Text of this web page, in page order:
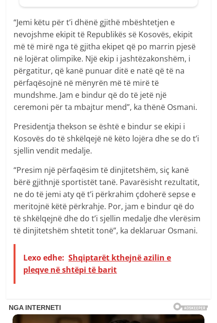
“Jemi këtu për t’i dhënë gjithë mbështetjen e
nevojshme ekipit të Republikës së Kosovës, ekipit
më të mirë nga të gjitha ekipet që po marrin pjesë
në lojërat olimpike. Një ekip i jashtëzakonshëm, i
përgatitur, që kanë punuar ditë e natë që të na
përfaqësojnë në mënyrën më të mirë të
mundshme. Jam e bindur që do të jetë një
ceremoni për ta mbajtur mend”, ka thënë Osmani.
Presidentja thekson se është e bindur se ekipi i
Kosovës do të shkëlqejë në këto lojëra dhe se do t’i
sjellin vendit medalje.
“Presim një përfaqësim të dinjitetshëm, siç kanë
bërë gjithnjë sportistët tanë. Pavarësisht rezultatit,
ne do të jemi aty që t’i përkrahim çdoherë sepse e
meritojnë këtë përkrahje. Por, jam e bindur që do
të shkëlqejnë dhe do t’i sjellin medalje dhe vlerësim
të dinjitetshëm shtetit tonë”, ka deklaruar Osmani.
Lexo edhe: Shqiptarët kthejnë azilin e
pleqve në shtëpi të barit